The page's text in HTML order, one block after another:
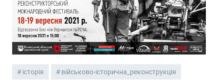
історія військово-історична_реконструкція